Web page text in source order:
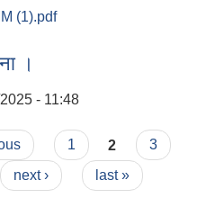
(1).pdf
।
- 11:48
1 2
3
next › last »